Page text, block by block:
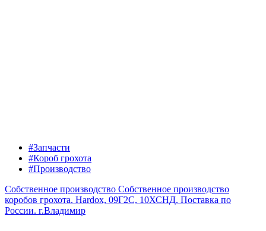
#Запчасти
#Короб грохота
#Производство
Собственное производство Собственное производство
коробов грохота. Hardox, 09Г2С, 10ХСНД. Поставка по
России. г.Владимир